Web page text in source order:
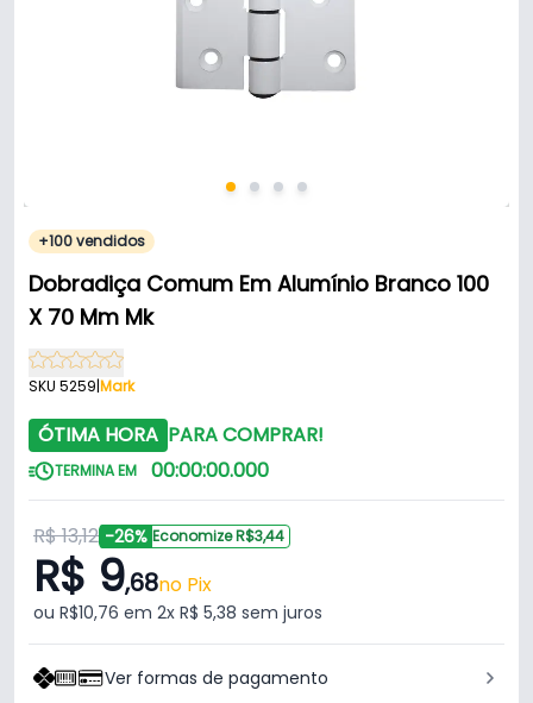
+100 vendidos
Dobradiça Comum Em Alumínio Branco 100
X 70 Mm Mk
SKU 5259|Mark
ÓTIMA HORA PARA COMPRAR!
TERMINA EM 00:00:00.000
R$ 13,12 -26% Economize R$3,44
R$ 9,68no Pix
ou R$10,76 em 2x R$ 5,38 sem juros
Ver formas de pagamento